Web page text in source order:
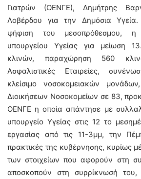
Γιατρών (ΟΕΝΓΕ), Δημήτρης
Λοβέρδου για την Δημόσια
ψήφιση του μεσοπρόθεσμου,
υπουργείου Υγείας για μείωση
κλινών, παραχώρηση 560
Ασφαλιστικές Εταιρείες,
κλείσιμο νοσοκομειακών
Διοικήσεων Νοσοκομείων σε 83,
ΟΕΝΓΕ η οποία απάντησε με
υπουργείο Υγείας στις 12 το
εργασίας από τις 11-3μμ, την
πρακτικές της κυβέρνησης, κυρίως
των στοιχείων που αφορούν στη
αποσκοπούν στη συρρίκνωσή